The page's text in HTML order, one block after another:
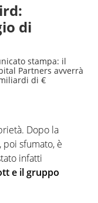
di
stampa: il
Partners avverrà
di €
Dopo la
sfumato, è
infatti
e il gruppo